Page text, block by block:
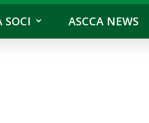
SOCI ASCCA NEWS